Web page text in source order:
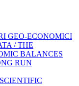
GEO-ECONOMICI
/ THE
BALANCES
RUN